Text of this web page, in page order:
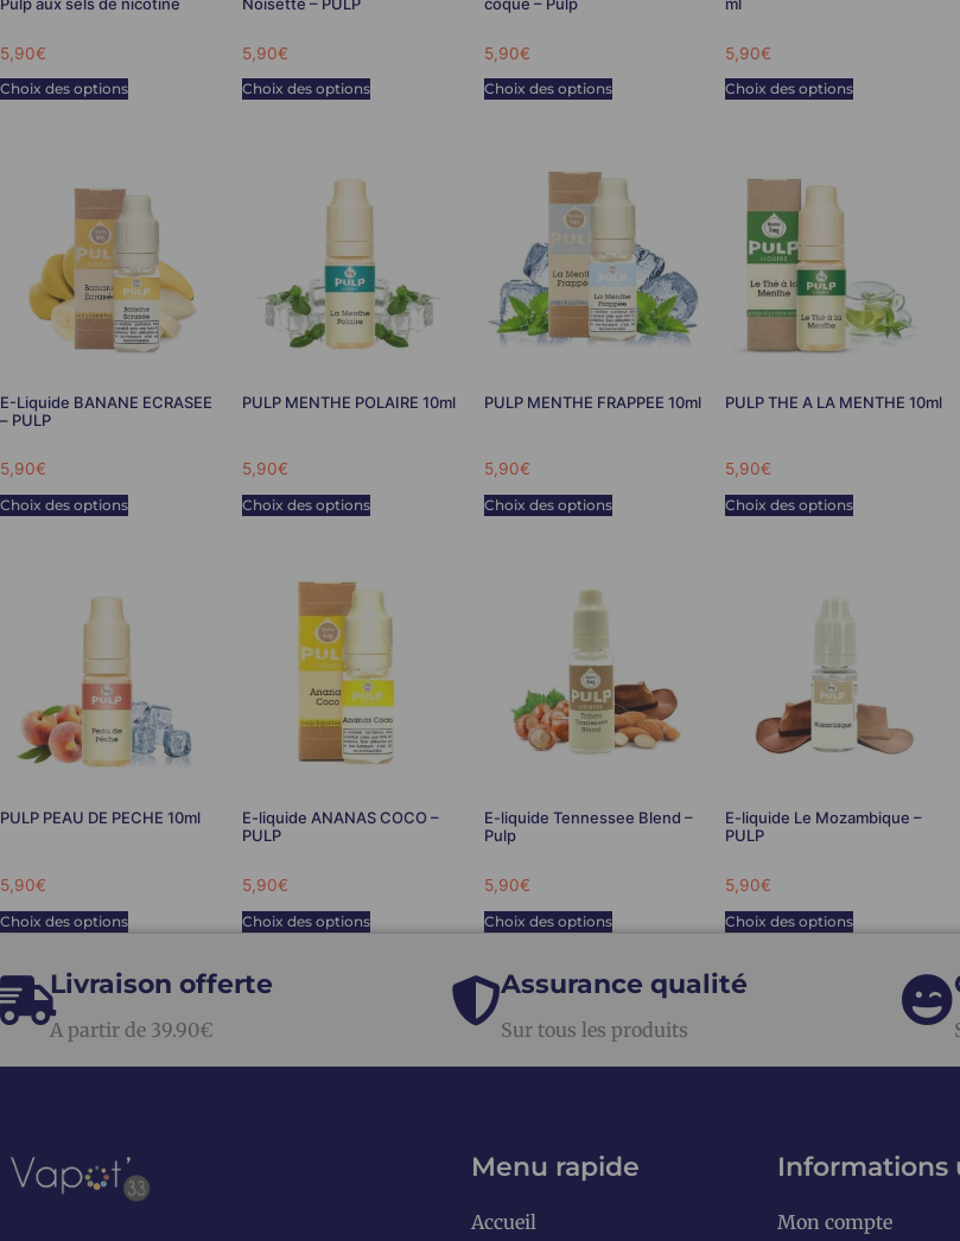
5,90€
Choix des options
5,90€
Choix des options
5,90€
Choix des options
5,90€
Choix des options
E-Liquide BANANE ECRASEE
– PULP
5,90€
Choix des options
PULP MENTHE POLAIRE 10ml
5,90€
Choix des options
PULP MENTHE FRAPPEE 10ml
5,90€
Choix des options
PULP THE A LA MENTHE 10ml
5,90€
Choix des options
PULP PEAU DE PECHE 10ml
5,90€
Choix des options
E-liquide ANANAS COCO –
PULP
5,90€
Choix des options
E-liquide Tennessee Blend –
Pulp
5,90€
Choix des options
E-liquide Le Mozambique –
PULP
5,90€
Choix des options
Livraison offerte
A partir de 39.90€
Assurance qualité
Sur tous les produits
Menu rapide
Accueil
Informations
Mon compte